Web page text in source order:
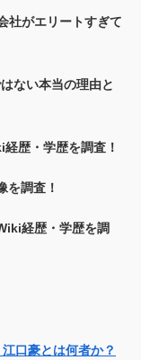
社がエリートすぎて
ない本当の理由と
歴・学歴を調査！
を調査！
経歴・学歴を調
口豪とは何者か？